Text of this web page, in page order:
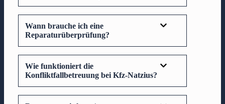
Wann brauche ich eine
Reparaturüberprüfung?
Wie funktioniert die
Konfliktfallbetreuung bei Kfz-Natzius?